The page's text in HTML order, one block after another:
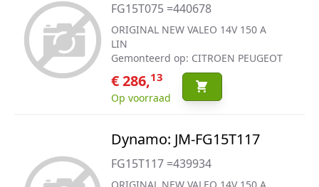
FG15T075 =440678
ORIGINAL NEW VALEO 14V 150 A
LIN
Gemonteerd op: CITROEN PEUGEOT
€ 286,13
Op voorraad
Dynamo: JM-FG15T117
FG15T117 =439934